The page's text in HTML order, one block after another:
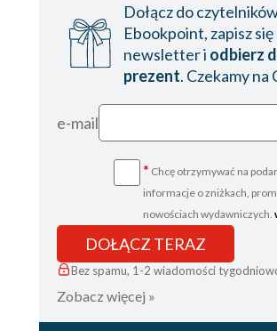
Dołącz do
Ebookpoint, zapisz się
newsletter i odbierz
prezent. Czekamy na
e-mail
* Chcę otrzymywać na
informacje o zniżkach,
nowościach wydawniczych.
DOŁĄCZ TERAZ
Bez spamu, 1-2 wiadomości
Zobacz więcej »